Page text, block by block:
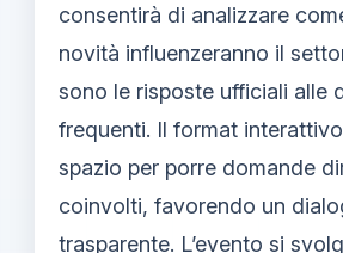
consentirà di analizzare
novità influenzeranno il
sono le risposte ufficiali alle
frequenti. Il format
spazio per porre domande
coinvolti, favorendo un
trasparente. L’evento si